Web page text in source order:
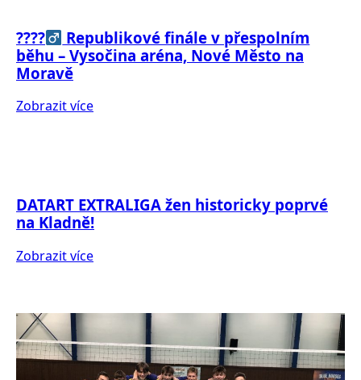
????‍
Republikové finále v přespolním
běhu – Vysočina aréna, Nové Město na
Moravě
Zobrazit více
DATART EXTRALIGA žen historicky poprvé
na Kladně!
Zobrazit více